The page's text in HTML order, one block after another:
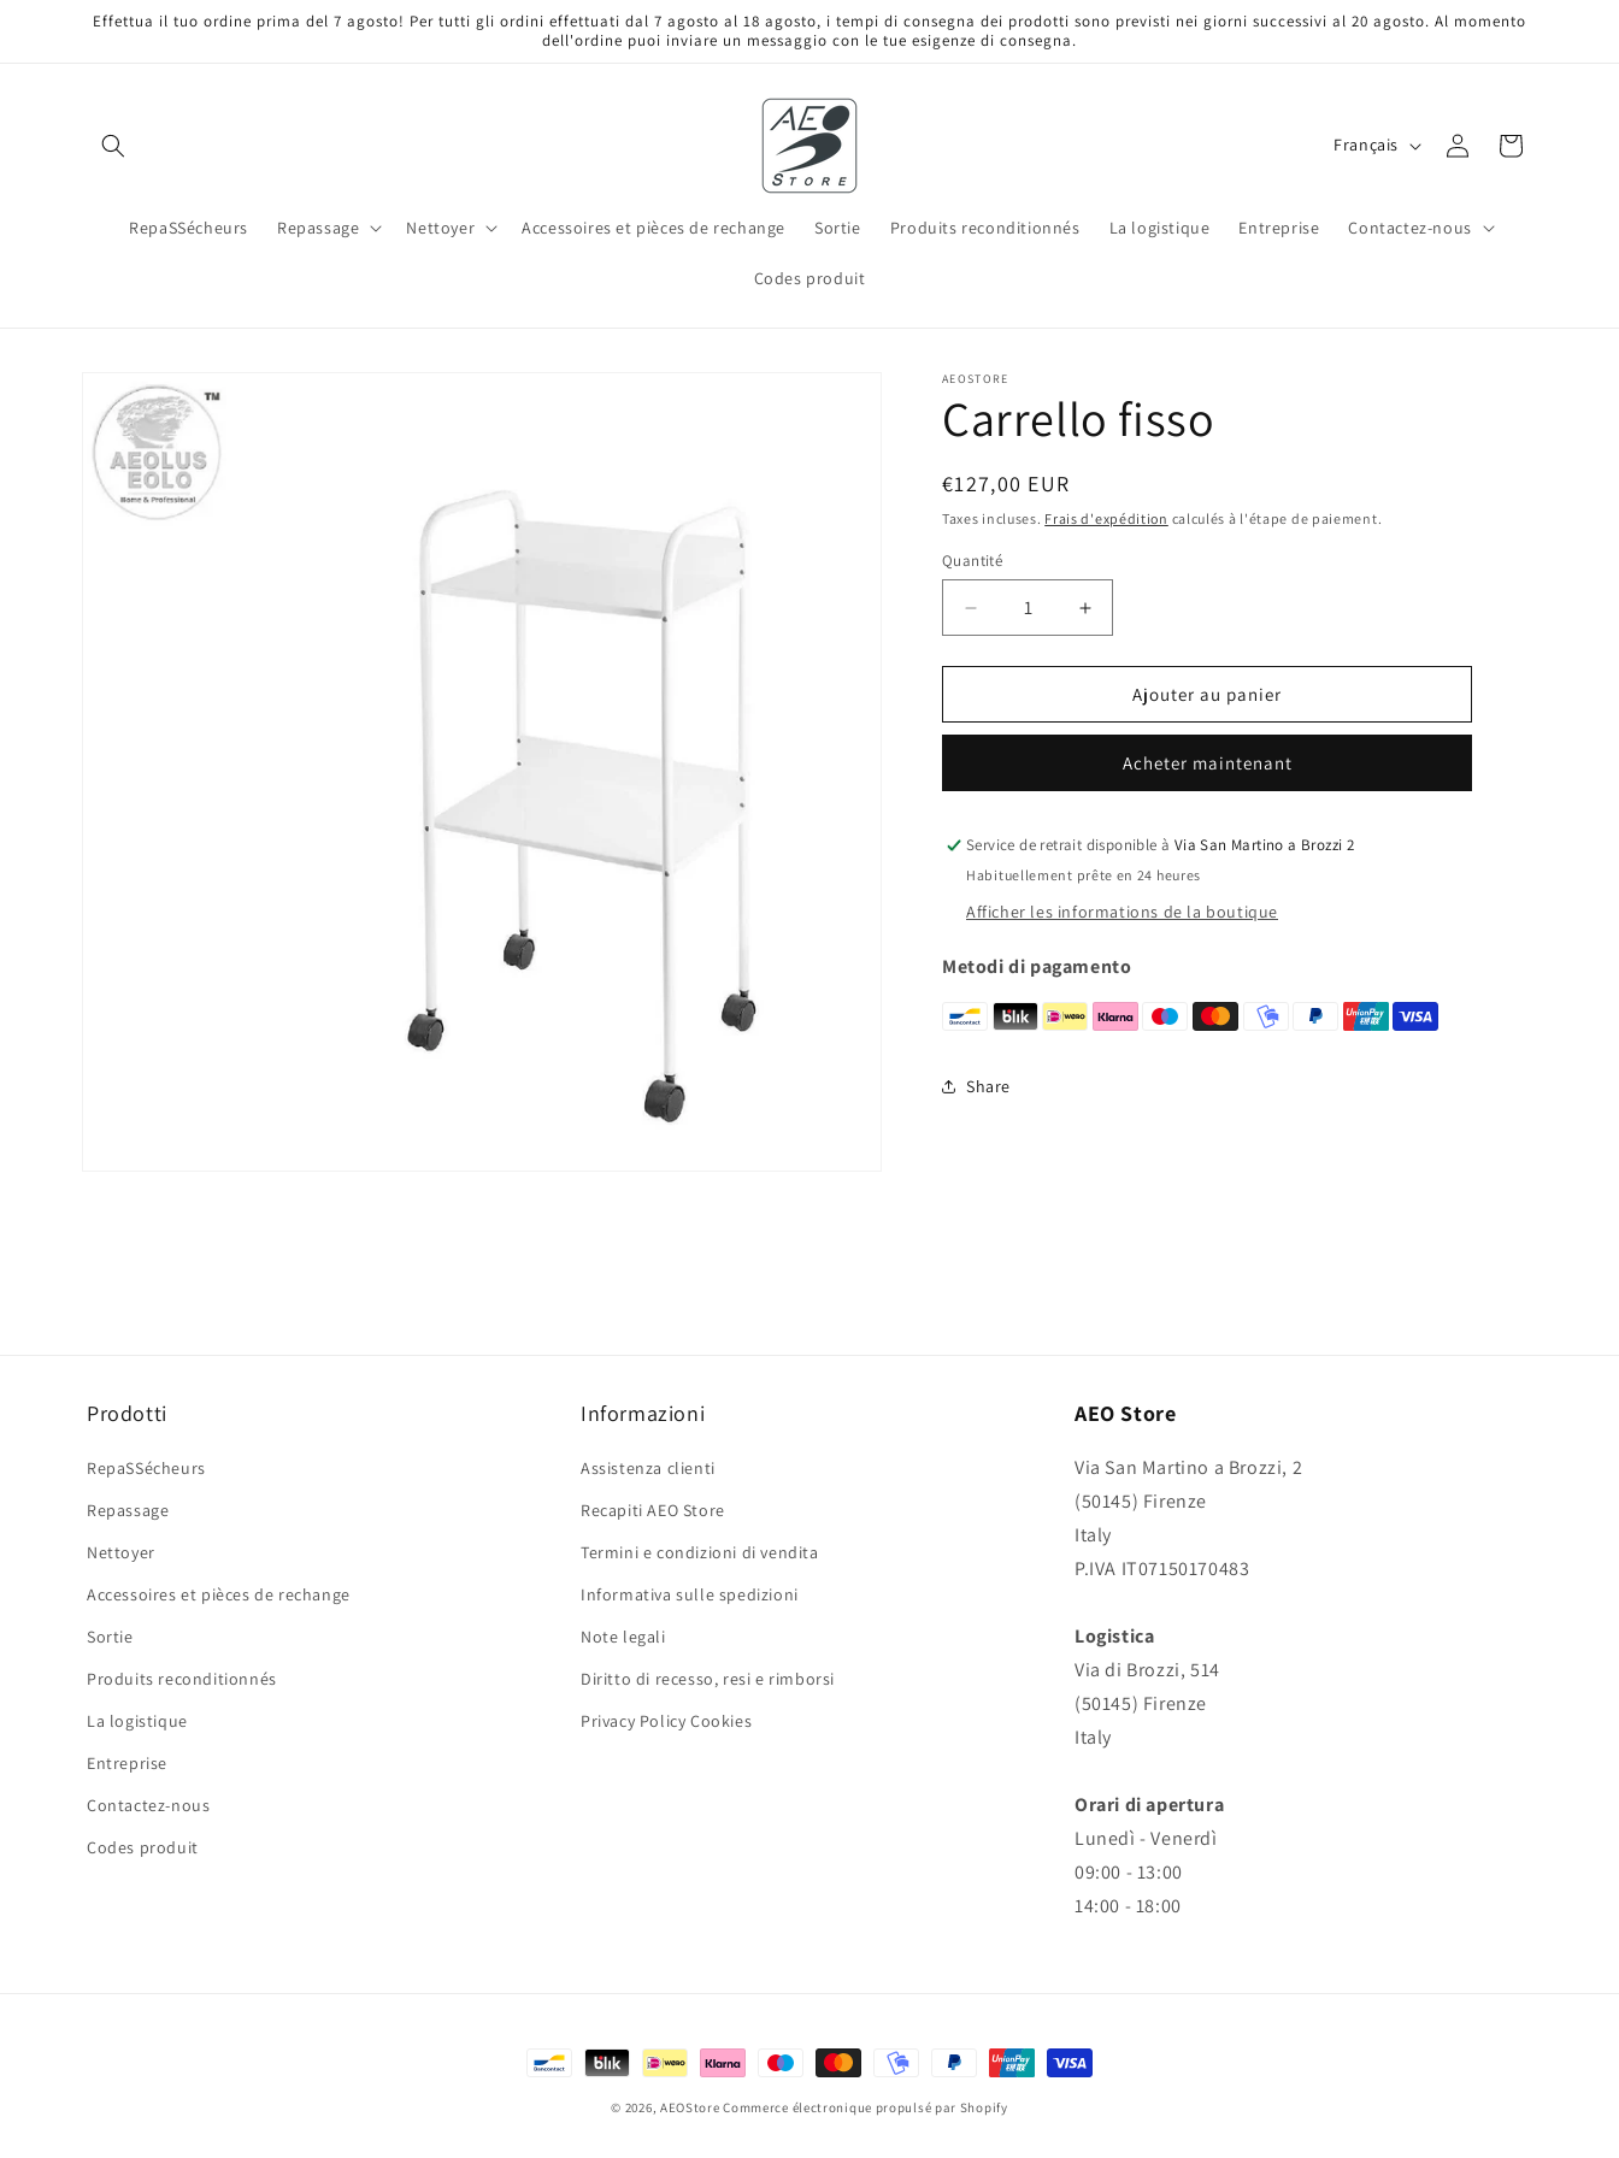
Effettua il tuo ordine prima del 7 agosto! Per tutti gli ordini effettuati dal 7 agosto al 18 agosto, i tempi di consegna dei prodotti sono previsti nei giorni successivi al 20 agosto. Al momento
dell'ordine puoi inviare un messaggio con le tue esigenze di consegna.
RepaSSécheurs Repassage Nettoyer Accessoires et pièces de rechange Sortie Produits reconditionnés La logistique Entreprise Contactez-nous
Codes produit
Français Connexion Panier
informations
produits
AEOSTORE
Carrello fisso
Prix
habituel
€127,00 EUR
Taxes incluses. Frais d'expédition calculés à l'étape de paiement.
Quantité
Quantité
Réduire
la
quantité
Carrello
Augmenter
la
quantité
Carrello
Ajouter au panier
Acheter maintenant
Service de retrait disponible à Via San Martino a Brozzi 2
Habituellement prête en 24 heures
Afficher les informations de la boutique
Metodi di pagamento
Share
Prodotti
RepaSSécheurs
Repassage
Nettoyer
Accessoires et pièces de rechange
Sortie
Produits reconditionnés
La logistique
Entreprise
Contactez-nous
Codes produit
Informazioni
Assistenza clienti
Recapiti AEO Store
Termini e condizioni di vendita
Informativa sulle spedizioni
Note legali
Diritto di recesso, resi e rimborsi
Privacy Policy Cookies
AEO Store
Via San Martino a Brozzi, 2
(50145) Firenze
Italy
P.IVA IT07150170483
Logistica
Via di Brozzi, 514
(50145) Firenze
Italy
Orari di apertura
Lunedì - Venerdì
09:00 - 13:00
14:00 - 18:00
Moyens
© 2026, AEOStore Commerce électronique propulsé par Shopify